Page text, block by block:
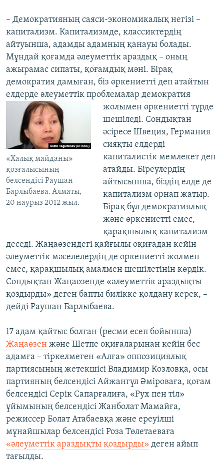
– Демократияның саяси-экономикалық негізі –
капитализм. Капитализмде, классиктердің
айтуынша, адамды адамның қанауы болады.
Мұндай қоғамда әлеуметтік араздық – оның
ажырамас сипаты, қоғамдық мәні. Бірақ
демократия дамыған, біз өркениетті деп атайтын
елдерде әлеуметтік проблемалар демократия
«Халық майданы»
қозғалысының
белсендісі Раушан
Барлыбаева. Алматы,
20 наурыз 2012 жыл.
жолымен өркениетті түрде
шешіледі. Сондықтан
әсіресе Швеция, Германия
сияқты елдерді
капиталистік мемлекет деп
атайды. Біреулердің
айтысынша, біздің елде де
капитализм орнап жатыр.
Бірақ бұл демократиялық
және өркениетті емес,
қарақшылық капитализм
деседі. Жаңаөзендегі қайғылы оқиғадан кейін
әлеуметтік мәселелердің де өркениетті жолмен
емес, қарақшылық амалмен шешілетінін көрдік.
Сондықтан Жаңаөзенде «әлеуметтік араздықты
қоздырды» деген бапты билікке қолдану керек, –
дейді Раушан Барлыбаева.
17 адам қайтыс болған (ресми есеп бойынша)
Жаңаөзен және Шетпе оқиғаларынан кейін бес
адамға – тіркелмеген «Алға» оппозициялық
партиясының жетекшісі Владимир Козловқа, осы
партияның белсендісі Айжангүл Әміроваға, қоғам
белсендісі Серік Сапарғалиға, «Рух пен тіл»
ұйымының белсендісі Жанболат Мамайға,
режиссер Болат Атабаевқа және ереуілші
мұнайшылар белсендісі Роза Төлетаеваға
«әлеуметтік араздықты қоздырды» деген айып
тағылды.